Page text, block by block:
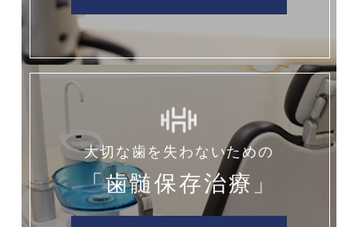
大切な歯を失わないための
「歯髄保存治療」